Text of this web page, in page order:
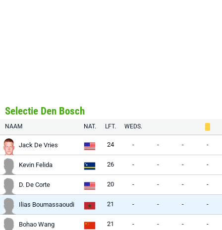
Selectie Den Bosch
NAAM NAT. LFT. WEDS.
Jack De Vries 24 - - - -
Kevin Felida 26 - - - -
D. De Corte 20 - - - -
Ilias Boumassaoudi 21 - - - -
Bohao Wang 21 - - - -